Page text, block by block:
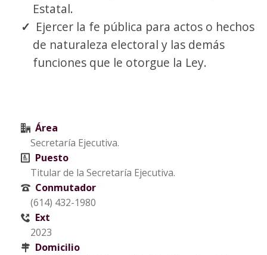
Estatal.
Ejercer la fe pública para actos o hechos
de naturaleza electoral y las demás
funciones que le otorgue la Ley.
Área
Secretaría Ejecutiva.
Puesto
Titular de la Secretaría Ejecutiva.
Conmutador
(614) 432-1980
Ext
2023
Domicilio